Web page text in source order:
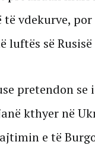
vdekurve,
së
pretendon
kthyer në
e të